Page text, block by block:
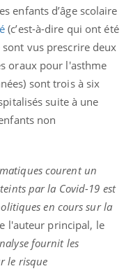
enfants d’âge scolaire
(c’est-à-dire qui ont été
vus prescrire deux
oraux pour l'asthme
sont trois à six
suite à une
non
courent un
par la Covid-19 est
en cours sur la
l'auteur principal, le
fournit les
le risque